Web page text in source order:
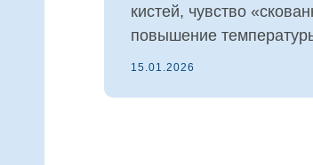
кистей, чувство
повышение
15.01.2026